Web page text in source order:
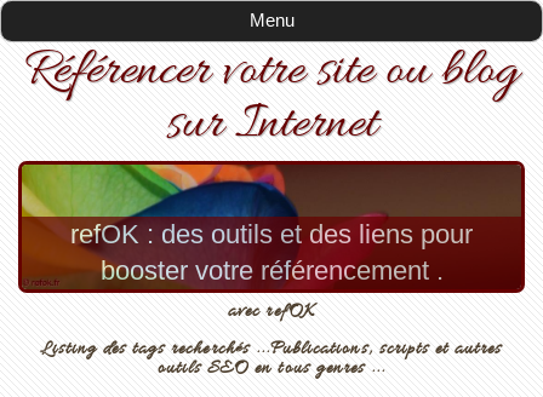
Menu
Référencer votre site ou blog
sur Internet
refOK : des outils et des liens pour
booster votre référencement .
avec refOK
Listing des tags recherchés ...Publications, scripts et autres
outils SEO en tous genres ...